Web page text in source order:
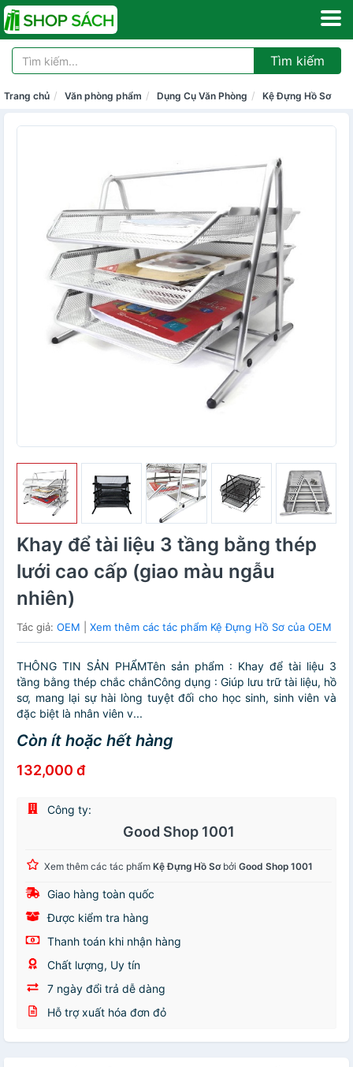
Tìm kiếm
Trang chủ Văn phòng phẩm Dụng Cụ Văn Phòng Kệ Đựng Hồ Sơ
Khay để tài liệu 3 tầng bằng thép
lưới cao cấp (giao màu ngẫu
nhiên)
Tác giả: OEM Xem thêm các tác phẩm Kệ Đựng Hồ Sơ của OEM
THÔNG TIN SẢN PHẨMTên sản phẩm : Khay để tài liệu 3
tầng bằng thép chắc chắnCông dụng : Giúp lưu trữ tài liệu, hồ
sơ, mang lại sự hài lòng tuyệt đối cho học sinh, sinh viên và
đặc biệt là nhân viên v...
Còn ít hoặc hết hàng
132,000 đ
Công ty:
Good Shop 1001
Xem thêm các tác phẩm Kệ Đựng Hồ Sơbởi Good Shop 1001
Giao hàng toàn quốc
Được kiểm tra hàng
Thanh toán khi nhận hàng
Chất lượng, Uy tín
7 ngày đổi trả dễ dàng
Hỗ trợ xuất hóa đơn đỏ